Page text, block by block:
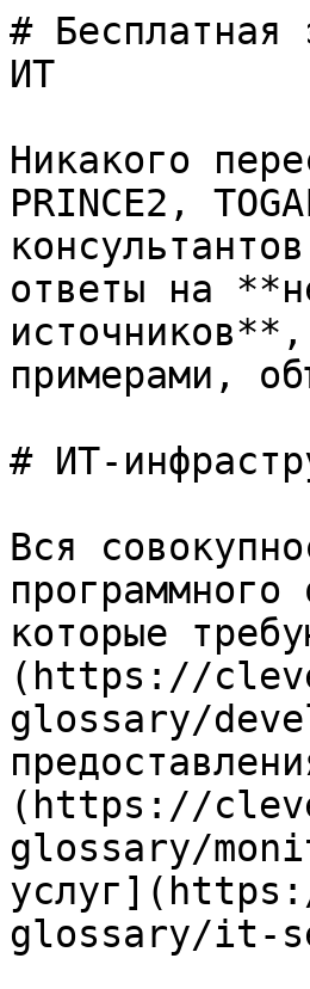
# Бесплатная
ИТ
Никакого
PRINCE2,
ответы на
примерами,
# ИТ-
Вся
которые
(https://
glossary/
(https://
glossary/
glossary/it-